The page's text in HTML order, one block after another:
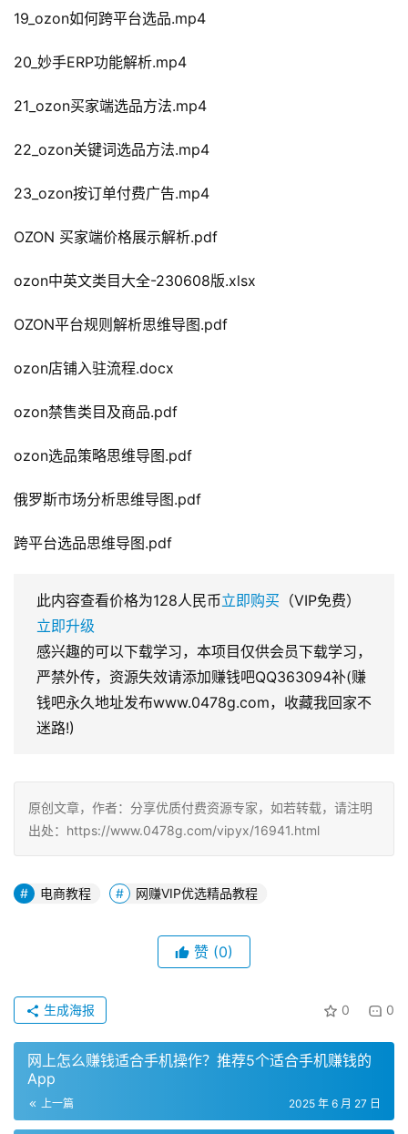
19_ozon如何跨平台选品.mp4
20_妙手ERP功能解析.mp4
21_ozon买家端选品方法.mp4
22_ozon关键词选品方法.mp4
23_ozon按订单付费广告.mp4
OZON 买家端价格展示解析.pdf
ozon中英文类目大全-230608版.xlsx
OZON平台规则解析思维导图.pdf
ozon店铺入驻流程.docx
ozon禁售类目及商品.pdf
ozon选品策略思维导图.pdf
俄罗斯市场分析思维导图.pdf
跨平台选品思维导图.pdf
此内容查看价格为128人民币立即购买 （VIP免费）
立即升级
感兴趣的可以下载学习，本项目仅供会员下载学习，
严禁外传，资源失效请添加赚钱吧QQ363094补(赚
钱吧永久地址发布www.0478g.com，收藏我回家不
迷路!)
原创文章，作者：分享优质付费资源专家，如若转载，请注明
出处：https://www.0478g.com/vipyx/16941.html
电商教程 网赚VIP优选精品教程
赞 (0)
0 0
生成海报
网上怎么赚钱适合手机操作？推荐5个适合手机赚钱的
App
上一篇 2025 年 6 月 27 日